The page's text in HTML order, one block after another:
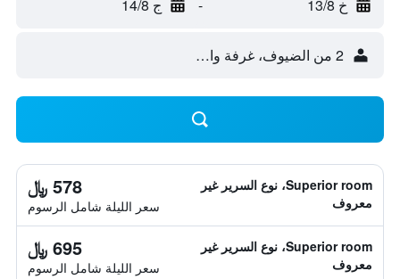
خ 13/8 - ج 14/8
2 من الضيوف، غرفة واحدة
Superior room، نوع السرير غير
معروف
578 ﷼
سعر الليلة شامل الرسوم
Superior room، نوع السرير غير
معروف
695 ﷼
سعر الليلة شامل الرسوم